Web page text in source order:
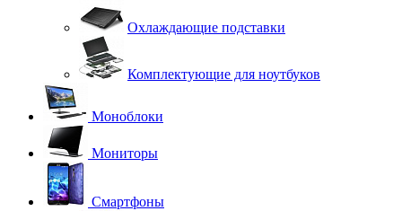
Охлаждающие подставки
Комплектующие для ноутбуков
Моноблоки
Мониторы
Смартфоны